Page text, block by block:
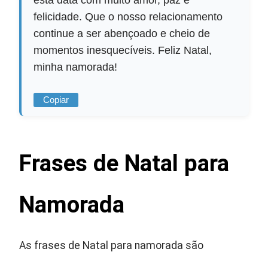
felicidade. Que o nosso relacionamento
continue a ser abençoado e cheio de
momentos inesquecíveis. Feliz Natal,
minha namorada!
Copiar
Frases de Natal para
Namorada
As frases de Natal para namorada são